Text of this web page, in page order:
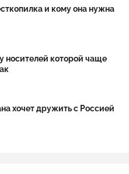
и кому она нужна
носителей которой чаще
хочет дружить с Россией